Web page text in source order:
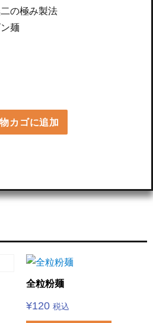
の極み製法
麺
カゴに追加
全粒粉麺
¥120 税込